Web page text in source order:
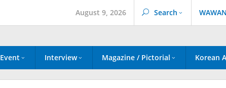
August 9, 2026 Search
Event Interview Magazine / Pictorial Korean